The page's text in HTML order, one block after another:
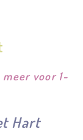
voor 1-
Hart